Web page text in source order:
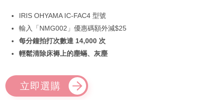
IRIS OHYAMA IC-FAC4 型號
輸入「NMG002」優惠碼額外減$25
每分鐘拍打次數達 14,000 次
輕鬆清除床褥上的塵蟎、灰塵
立即選購